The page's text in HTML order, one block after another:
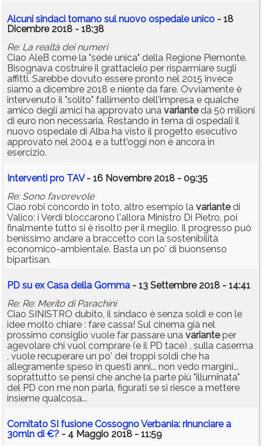
Alcuni sindaci tornano sul nuovo ospedale unico - 18
Dicembre 2018 - 18:38
Re: La realtà dei numeri
Ciao AleB come la "sede unica" della Regione Piemonte.
Bisognava costruire il grattacielo per risparmiare sugli
affitti. Sarebbe dovuto essere pronto nel 2015 invece
siamo a dicembre 2018 e niente da fare. Ovviamente è
intervenuto il "solito" fallimento dell'impresa e qualche
amico degli amici ha approvato una varianteda 50 milioni
di euro non necessaria. Restando in tema di ospedali il
nuovo ospedale di Alba ha visto il progetto esecutivo
approvato nel 2004 e a tutt'oggi non è ancora in
esercizio.
Interventi pro TAV- 16 Novembre 2018 - 09:35
Re: Sono favorevole
Ciao robi concordo in toto, altro esempio la variantedi
Valico: i Verdi bloccarono l'allora Ministro Di Pietro, poi
finalmente tutto si è risolto per il meglio. Il progresso può
benissimo andare a braccetto con la sostenibilità
economico-ambientale. Basta un po' di buonsenso
bipartisan.
PD su ex Casa della Gomma - 13 Settembre 2018 - 14:41
Re: Re: Merito di Parachini
Ciao SINISTRO dubito, il sindaco è senza soldi e con le
idee molto chiare : fare cassa! Sul cinema già nel
prossimo consiglio vuole far passare una varianteper
agevolare chi vuol comprare (e il PD tace) , sulla caserma
, vuole recuperare un po' dei troppi soldi che ha
allegramente speso in questi anni... non vedo margini...
soprattutto se pensi che anche la parte più "illuminata"
del PD con me non parla, figurati se si riesce a mettere
insieme qualcosa...
Comitato SI fusione Cossogno Verbania: rinunciare a
30mln di €? - 4 Maggio 2018 - 11:59